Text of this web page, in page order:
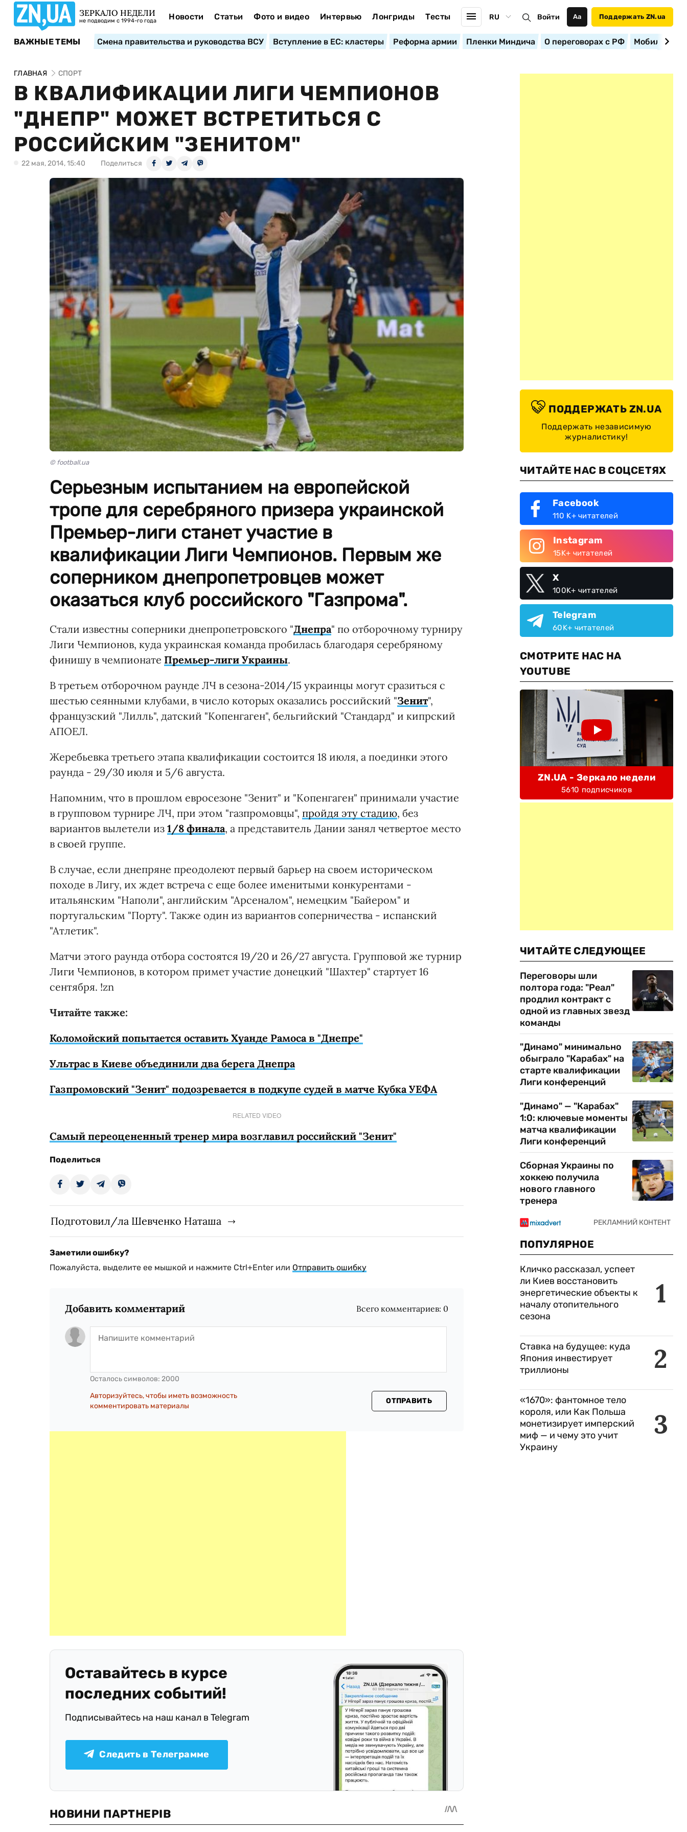
ЗЕРКАЛО НЕДЕЛИ
не подводим с 1994-го года Новости Статьи Фото и видео Интервью Лонгриды Тесты RU Войти Аа Поддержать ZN.ua
ВАЖНЫЕ ТЕМЫ Смена правительства и руководства ВСУ Вступление в ЕС: кластеры Реформа армии Пленки Миндича О переговорах с РФ
ГЛАВНАЯ СПОРТ
В КВАЛИФИКАЦИИ ЛИГИ ЧЕМПИОНОВ
"ДНЕПР" МОЖЕТ ВСТРЕТИТЬСЯ С
РОССИЙСКИМ "ЗЕНИТОМ"
22 мая, 2014, 15:40 Поделиться
© football.ua
Серьезным испытанием на европейской
тропе для серебряного призера украинской
Премьер-лиги станет участие в
квалификации Лиги Чемпионов. Первым же
соперником днепропетровцев может
оказаться клуб российского "Газпрома".
Стали известны соперники днепропетровского "Днепра" по отборочному турниру
Лиги Чемпионов, куда украинская команда пробилась благодаря серебряному
финишу в чемпионате Премьер-лиги Украины.
В третьем отборочном раунде ЛЧ в сезона-2014/15 украинцы могут сразиться с
шестью сеянными клубами, в число которых оказались российский "Зенит",
французский "Лилль", датский "Копенгаген", бельгийский "Стандард" и кипрский
АПОЕЛ.
Жеребьевка третьего этапа квалификации состоится 18 июля, а поединки этого
раунда - 29/30 июля и 5/6 августа.
Напомним, что в прошлом евросезоне "Зенит" и "Копенгаген" принимали участие
в групповом турнире ЛЧ, при этом "газпромовцы", пройдя эту стадию, без
вариантов вылетели из 1/8 финала, а представитель Дании занял четвертое место
в своей группе.
В случае, если днепряне преодолеют первый барьер на своем историческом
походе в Лигу, их ждет встреча с еще более именитыми конкурентами -
итальянским "Наполи", английским "Арсеналом", немецким "Байером" и
португальским "Порту". Также один из вариантов соперничества - испанский
"Атлетик".
Матчи этого раунда отбора состоятся 19/20 и 26/27 августа. Групповой же турнир
Лиги Чемпионов, в котором примет участие донецкий "Шахтер" стартует 16
сентября. !zn
Читайте также:
Коломойский попытается оставить Хуанде Рамоса в "Днепре"
Ультрас в Киеве объединили два берега Днепра
Газпромовский "Зенит" подозревается в подкупе судей в матче Кубка УЕФА
RELATED VIDEO
Самый переоцененный тренер мира возглавил российский "Зенит"
Поделиться
Подготовил/ла Шевченко Наташа
Заметили ошибку?
Пожалуйста, выделите ее мышкой и нажмите Ctrl+Enter или Отправить ошибку
Добавить комментарий Всего комментариев: 0
Осталось символов: 2000
Авторизуйтесь, чтобы иметь возможность
комментировать материалы
ОТПРАВИТЬ
Оставайтесь в курсе
последних событий!
Подписывайтесь на наш канал в Telegram
Следить в Телеграмме
ПОДДЕРЖАТЬ ZN.UA
Поддержать независимую
журналистику!
ЧИТАЙТЕ НАС В СОЦСЕТЯХ
Facebook
110 K+ читателей
Instagram
15K+ читателей
X
100K+ читателей
Telegram
60K+ читателей
СМОТРИТЕ НАС НА
YOUTUBE
ZN.UA - Зеркало недели
5610 подписчиков
ЧИТАЙТЕ СЛЕДУЮЩЕЕ
Переговоры шли
полтора года: "Реал"
продлил контракт с
одной из главных звезд
команды
"Динамо" минимально
обыграло "Карабах" на
старте квалификации
Лиги конференций
"Динамо" — "Карабах"
1:0: ключевые моменты
матча квалификации
Лиги конференций
Сборная Украины по
хоккею получила
нового главного
тренера
ПОПУЛЯРНОЕ
1
Кличко рассказал, успеет
ли Киев восстановить
энергетические объекты к
началу отопительного
сезона
2
Ставка на будущее: куда
Япония инвестирует
триллионы
3
«1670»: фантомное тело
короля, или Как Польша
монетизирует имперский
миф — и чему это учит
Украину